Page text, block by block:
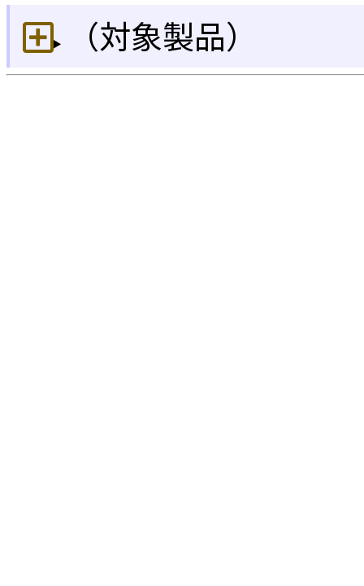
（対象製品）